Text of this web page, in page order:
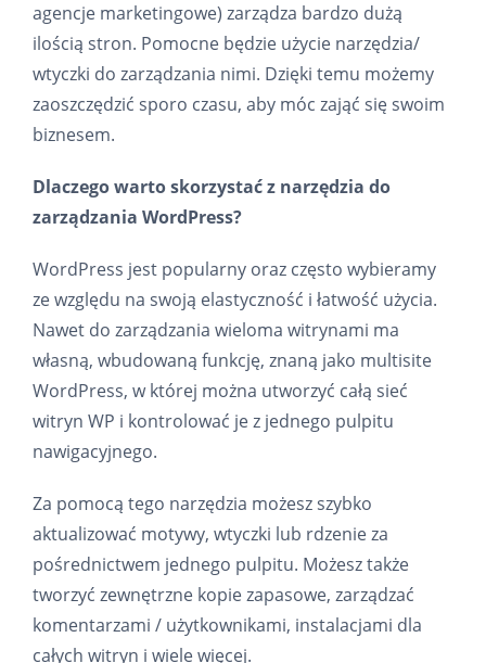
agencje marketingowe) zarządza bardzo dużą
ilością stron. Pomocne będzie użycie narzędzia/
wtyczki do zarządzania nimi. Dzięki temu możemy
zaoszczędzić sporo czasu, aby móc zająć się swoim
biznesem.
Dlaczego warto skorzystać z narzędzia do
zarządzania WordPress?
WordPress jest popularny oraz często wybieramy
ze względu na swoją elastyczność i łatwość użycia.
Nawet do zarządzania wieloma witrynami ma
własną, wbudowaną funkcję, znaną jako multisite
WordPress, w której można utworzyć całą sieć
witryn WP i kontrolować je z jednego pulpitu
nawigacyjnego.
Za pomocą tego narzędzia możesz szybko
aktualizować motywy, wtyczki lub rdzenie za
pośrednictwem jednego pulpitu. Możesz także
tworzyć zewnętrzne kopie zapasowe, zarządzać
komentarzami / użytkownikami, instalacjami dla
całych witryn i wiele więcej.